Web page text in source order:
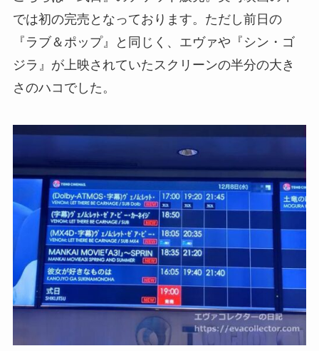
では初の完売となっております。ただし前日の
『ラブ＆ポップ』と同じく、エヴァや『シン・ゴ
ジラ』が上映されていたスクリーンの半分の大き
さのハコでした。